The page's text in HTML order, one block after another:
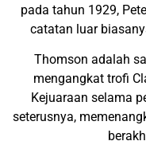
pada tahun 1929,
catatan luar
Thomson adalah
mengangkat trofi
Kejuaraan selama
seterusnya,